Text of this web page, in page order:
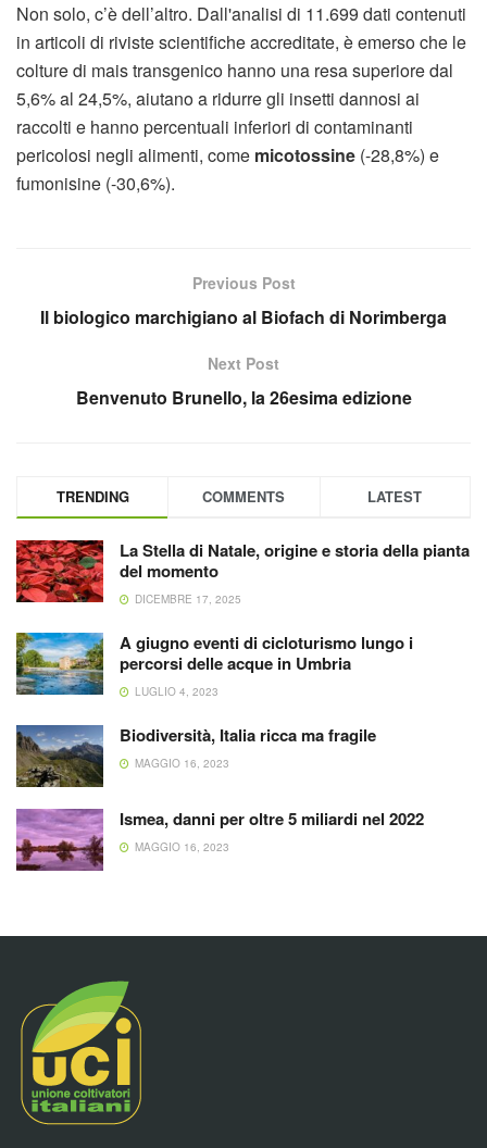
Non solo, c’è dell’altro. Dall'analisi di 11.699 dati contenuti
in articoli di riviste scientifiche accreditate, è emerso che le
colture di mais transgenico hanno una resa superiore dal
5,6% al 24,5%, aiutano a ridurre gli insetti dannosi ai
raccolti e hanno percentuali inferiori di contaminanti
pericolosi negli alimenti, come micotossine (-28,8%) e
fumonisine (-30,6%).
Previous Post
Il biologico marchigiano al Biofach di Norimberga
Next Post
Benvenuto Brunello, la 26esima edizione
TRENDING COMMENTS LATEST
La Stella di Natale, origine e storia della pianta
del momento
DICEMBRE 17, 2025
A giugno eventi di cicloturismo lungo i
percorsi delle acque in Umbria
LUGLIO 4, 2023
Biodiversità, Italia ricca ma fragile
MAGGIO 16, 2023
Ismea, danni per oltre 5 miliardi nel 2022
MAGGIO 16, 2023